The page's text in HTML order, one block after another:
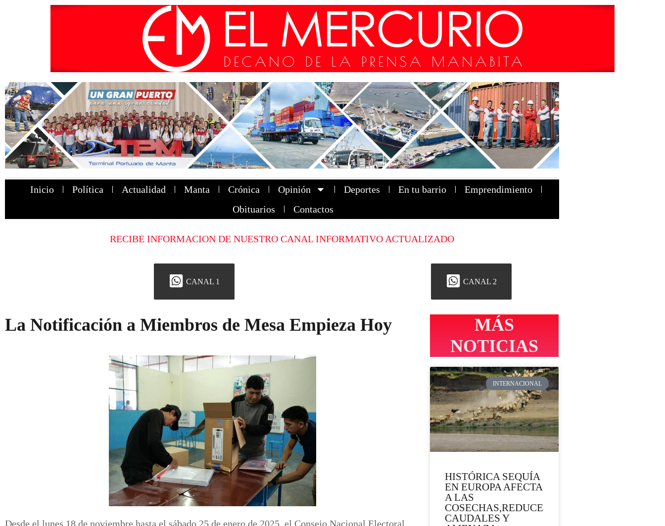
Inicio Política Actualidad Manta Crónica Opinión Deportes En tu barrio
Emprendimiento
Obituarios
Contactos
RECIBE INFORMACION DE NUESTRO CANAL INFORMATIVO ACTUALIZADO
CANAL 1 CANAL 2
La Notificación a Miembros de Mesa Empieza Hoy
Desde el lunes 18 de noviembre hasta el sábado 25 de enero de 2025, el Consejo Nacional Electoral
MÁS
NOTICIAS
INTERNACIONAL
HISTÓRICA SEQUÍA
EN EUROPA AFECTA
A LAS
COSECHAS,REDUCE
CAUDALES Y